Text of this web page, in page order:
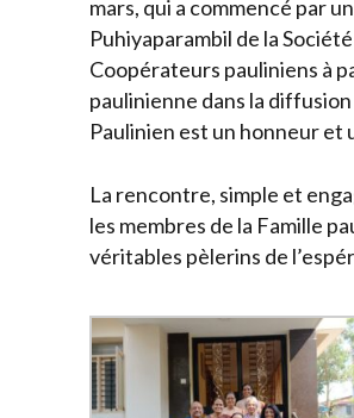
mars, qui a commencé par
Puhiyaparambil de la
Coopérateurs pauliniens à
paulinienne dans la
Paulinien est un honneur et
La rencontre, simple et
les membres de la Famille
véritables pèlerins de